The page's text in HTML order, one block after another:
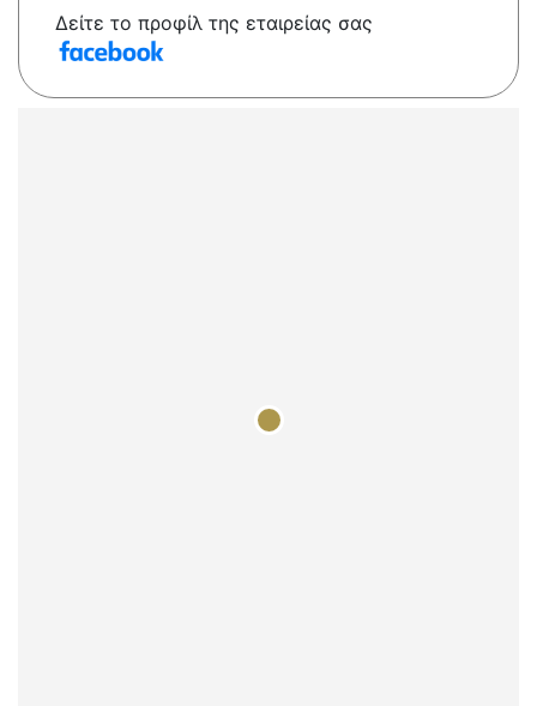
Δείτε το προφίλ της εταιρείας σας